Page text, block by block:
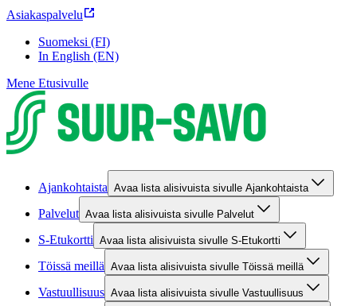
Asiakaspalvelu
Suomeksi (FI)
In English (EN)
Mene Etusivulle
Ajankohtaista Avaa lista alisivuista sivulle Ajankohtaista
Palvelut Avaa lista alisivuista sivulle Palvelut
S-Etukortti Avaa lista alisivuista sivulle S-Etukortti
Töissä meillä Avaa lista alisivuista sivulle Töissä meillä
Vastuullisuus Avaa lista alisivuista sivulle Vastuullisuus